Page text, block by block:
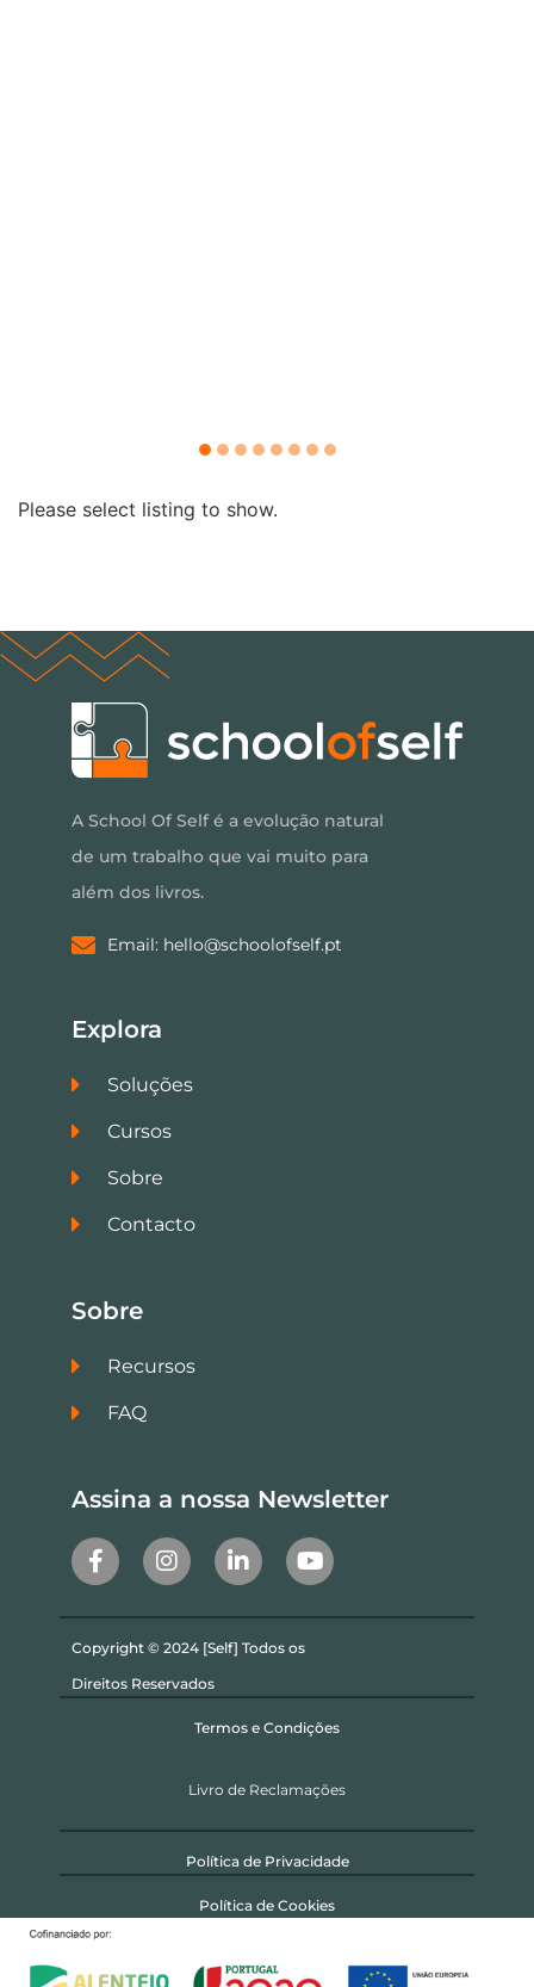
Please select listing to show.
A School Of Self é a evolução natural
de um trabalho que vai muito para
além dos livros.
Email: hello@schoolofself.pt
Explora
Soluções
Cursos
Sobre
Contacto
Sobre
Recursos
FAQ
Assina a nossa Newsletter
Copyright © 2024 [Self] Todos os
Direitos Reservados
Termos e Condições
Livro de Reclamações
Política de Privacidade
Política de Cookies